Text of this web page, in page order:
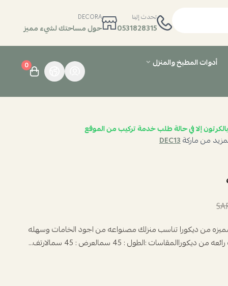
تحدث إلينا
0531828315
DECORA
حول مساحتك لشيء مميز
أدوات المطبخ والمنزل
0
إلا في حالة طلب خدمة تركيب من الموقع
من ماركةDEC13
من ديكورا تناسب منزلك مصنواعه من اجود الخامات وسهله
:الطول : 45 سمالعرض : 45 سمالارتف...